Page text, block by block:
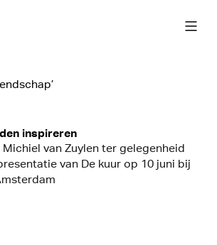
inspireren
van Zuylen ter gelegenheid
van De kuur op 10 juni bij